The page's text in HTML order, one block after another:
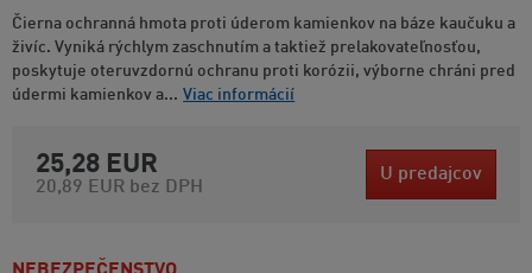
Čierna ochranná hmota proti úderom kamienkov na báze kaučuku a
živíc. Vyniká rýchlym zaschnutím a taktiež prelakovateľnosťou,
poskytuje oteruvzdornú ochranu proti korózii, výborne chráni pred
údermi kamienkov a... Viac informácií
25,28 EUR
20,89 EUR bez DPH
U predajcov